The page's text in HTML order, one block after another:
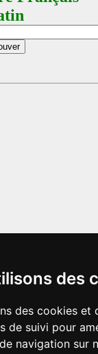
des
des cookies et
de suivi pour
navigation sur